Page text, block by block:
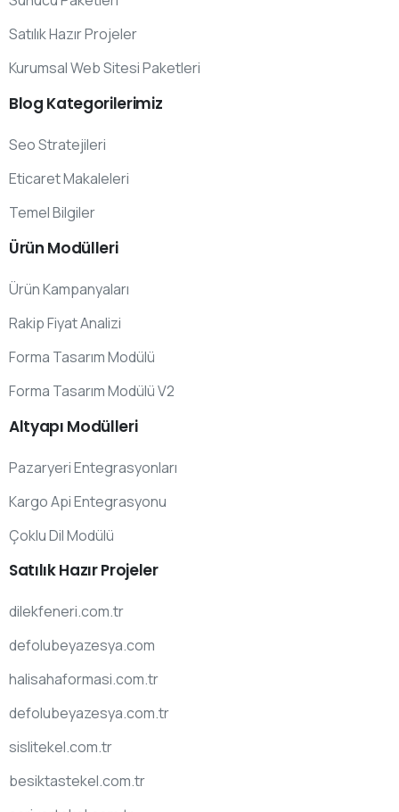
Satılık Hazır Projeler
Kurumsal Web Sitesi Paketleri
Blog Kategorilerimiz
Seo Stratejileri
Eticaret Makaleleri
Temel Bilgiler
Ürün Modülleri
Ürün Kampanyaları
Rakip Fiyat Analizi
Forma Tasarım Modülü
Forma Tasarım Modülü V2
Altyapı Modülleri
Pazaryeri Entegrasyonları
Kargo Api Entegrasyonu
Çoklu Dil Modülü
SatılıkHazırProjeler
dilekfeneri.com.tr
defolubeyazesya.com
halisahaformasi.com.tr
defolubeyazesya.com.tr
sislitekel.com.tr
besiktastekel.com.tr